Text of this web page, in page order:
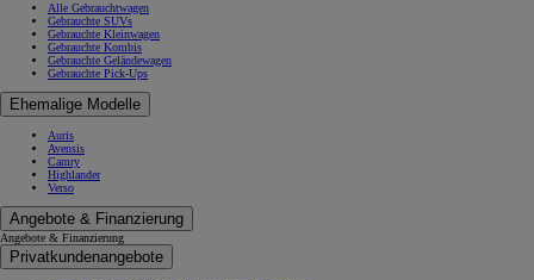
Alle Gebrauchtwagen
Gebrauchte SUVs
Gebrauchte Kleinwagen
Gebrauchte Kombis
Gebrauchte Geländewagen
Gebrauchte Pick-Ups
Ehemalige Modelle
Auris
Avensis
Camry
Highlander
Verso
Angebote & Finanzierung
Angebote & Finanzierung
Privatkundenangebote